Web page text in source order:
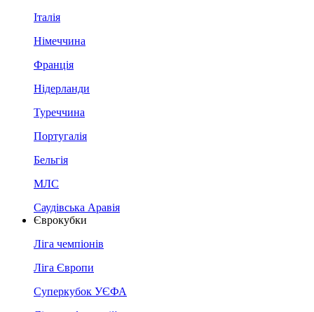
Італія
Німеччина
Франція
Нідерланди
Туреччина
Португалія
Бельгія
МЛС
Саудівська Аравія
Єврокубки
Ліга чемпіонів
Ліга Європи
Суперкубок УЄФА